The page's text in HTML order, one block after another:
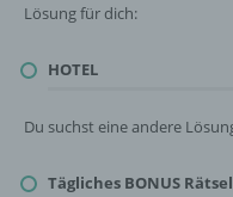
Lösung für dich:
HOTEL
Du suchst eine andere
Tägliches BONUS